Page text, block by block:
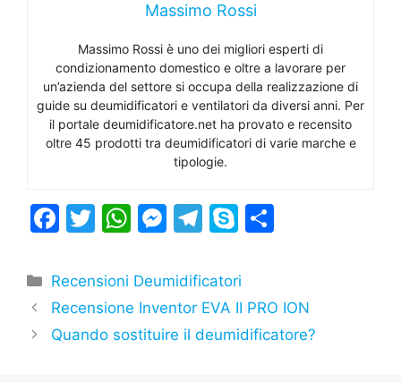
Massimo Rossi
Massimo Rossi è uno dei migliori esperti di
condizionamento domestico e oltre a lavorare per
un’azienda del settore si occupa della realizzazione di
guide su deumidificatori e ventilatori da diversi anni. Per
il portale deumidificatore.net ha provato e recensito
oltre 45 prodotti tra deumidificatori di varie marche e
tipologie.
F
c
e
b
T
itt
er
W
at
s
A
M
s
s
e
T
e
gr
a
S
y
p
e
di
vi
Categorie
Recensioni Deumidificatori
Recensione Inventor EVA II PRO ION
Quando sostituire il deumidificatore?